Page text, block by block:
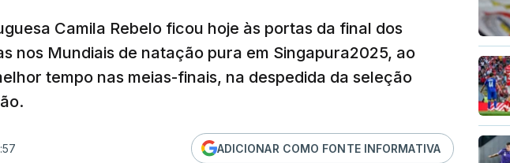
Camila Rebelo ficou hoje às portas da final dos
nos Mundiais de natação pura em Singapura2025, ao
tempo nas meias-finais, na despedida da seleção
ADICIONAR COMO FONTE INFORMATIVA